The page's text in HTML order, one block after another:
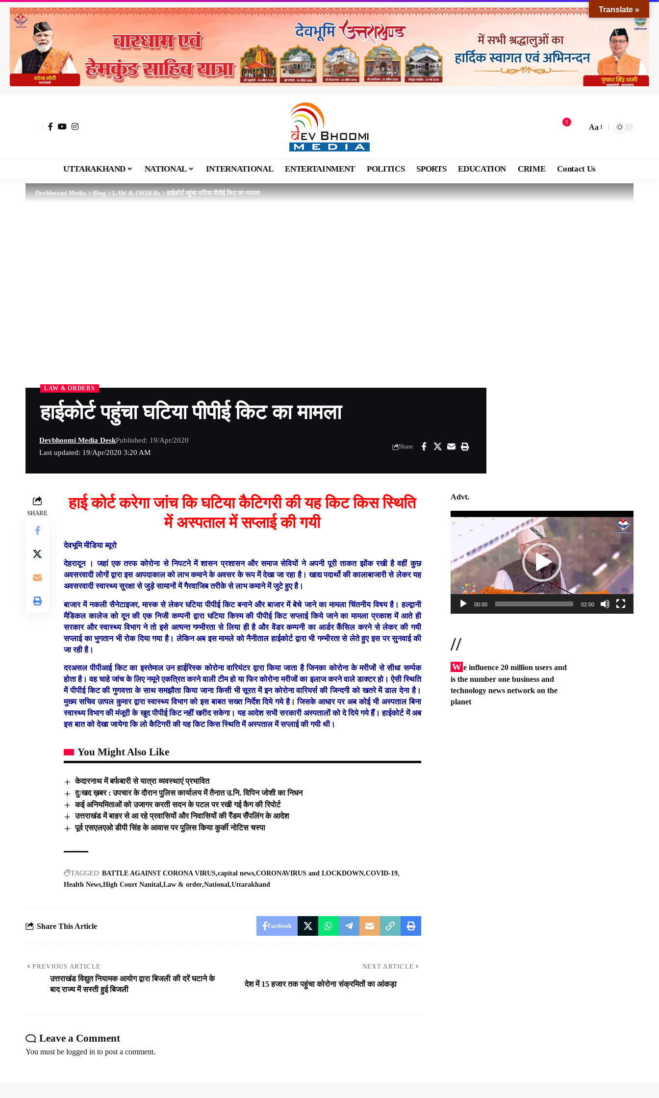
9
Aa
UTTARAKHAND NATIONAL INTERNATIONAL ENTERTAINMENT POLITICS SPORTS EDUCATION CRIME Contact Us
Devbhoomi Media>Blog>LAW & ORDERs>हाईकोर्ट पहुंचा घटिया पीपीई किट का मामला
LAW & ORDERS
हाईकोर्ट पहुंचा घटिया पीपीई किट का मामला
Last updated: 19/Apr/2020 3:20 AM
Devbhoomi Media DeskPublished: 19/Apr/2020
Share
SHARE
हाई कोर्ट करेगा जांच कि घटिया कैटिगरी की यह किट किस स्थिति
में अस्पताल में सप्लाई की गयी
देवभूमि मीडिया ब्यूरो
देहरादून । जहां एक तरफ कोरोना से निपटने में शासन प्रशासन और समाज सेवियों ने अपनी पूरी ताकत झोंक रखी है वहीं कुछ
अवसरवादी लोगों द्वारा इस आपदाकाल को लाभ कमाने के अवसर के रूप मेें देखा जा रहा है। खाद्य पदार्थो की कालाबाजारी से लेकर यह
अवसरवादी स्वास्थ्य सुरक्षा से जुड़े सामानों में गैरवाजिब तरीके से लाभ कमाने में जुटे हुए है।
बाजार में नकली सैनेटाइजर, मास्क से लेकर घटिया पीपीई किट बनाने और बाजार में बेचे जाने का मामला चिंतनीय विषय है। हल्द्वानी
मैडिकल कालेज को दून की एक निजी कम्पनी द्वारा घटिया किस्म की पीपीई किट सप्लाई किये जाने का मामला प्रकाश में आते ही
सरकार और स्वास्थ्य विभाग ने तो इसे अत्यन्त गम्भीरता से लिया ही है और वेंडर कम्पनी का आर्डर कैंसिल करने से लेकर की गयी
सप्लाई का भुगतान भी रोक दिया गया है। लेकिन अब इस मामले को नैनीताल हाईकोर्ट द्वारा भी गम्भीरता से लेते हुए इस पर सुनवाई की
जा रही है।
दरअसल पीपीआई किट का इस्तेमाल उन हाईरिस्क कोरोना वारियंटर द्वारा किया जाता है जिनका कोरोना के मरीजों से सीधा सर्म्पक
होता है। वह चाहे जांच के लिए नमूने एकत्रित करने वाली टीम हो या फिर कोरोना मरीजों का इलाज करने वाले डाक्टर हो। ऐसी स्थिति
में पीपीई किट की गुणवत्ता के साथ समझौता किया जाना किसी भी सूरत में इन कोरोना वारियर्स की जिन्दगी को खतरे में डाल देना है।
मुख्य सचिव उत्पल कुमार द्वारा स्वास्थ्य विभाग को इस बाबत सख्त निर्देश दिये गये है। जिसके आधार पर अब कोई भी अस्पताल बिना
स्वास्थ्य विभाग की मंजूरी के खुद पीपीई किट नहीं खरीद सकेगा। यह आदेश सभी सरकारी अस्पतालों को दे दिये गये हैं। हाईकोर्ट में अब
इस बात को देखा जायेगा कि लो कैटिगरी की यह किट किस स्थिति में अस्पताल में सप्लाई की गयी थी।
You Might Also Like
केदारनाथ में बर्फबारी से यात्रा व्यवस्थाएं प्रभावित
दुःखद ख़बर : उपचार के दौरान पुलिस कार्यालय में तैनात उ.नि. विपिन जोशी का निधन
कई अनियमिताओं को उजागर करती सदन के पटल पर रखी गई कैग की रिपोर्ट
उत्तराखंड में बाहर से आ रहे प्रवासियों और निवासियों की रैंडम सैंपलिंग के आदेश
पूर्व एसएलएओ डीपी सिंह के आवास पर पुलिस किया कुर्की नोटिस चस्पा
TAGGED: BATTLE AGAINST CORONA VIRUS capital news CORONAVIRUS and LOCKDOWN COVID-19
Health News High Court Nanital Law & order National Uttarakhand
Share This Article Facebook
PREVIOUS ARTICLE
उत्तराखंड विद्युत नियामक आयोग द्वारा बिजली की दरें घटाने के
बाद राज्य में सस्ती हुई बिजली
NEXT ARTICLE
देश में 15 हजार तक पहुंचा कोरोना संक्रमितों का आंकड़ा
Leave a Comment
You must be logged in to post a comment.
Advt.
Video
00:00 02:00
//
W e influence 20 million users and
is the number one business and
technology news network on the
planet
Translate »